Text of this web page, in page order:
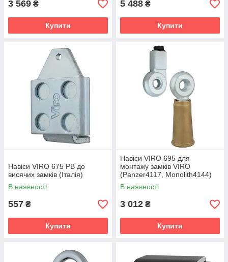
3 569 ₴
Купити
5 488 ₴
Купити
Навіси VIRO 675 PB до
висячих замків (Італія)
В наявності
557 ₴
Купити
Навіси VIRO 695 для
монтажу замків VIRO
(Panzer4117, Monolith4144)
на ролети (набір) (Італія)
В наявності
3 012 ₴
Купити